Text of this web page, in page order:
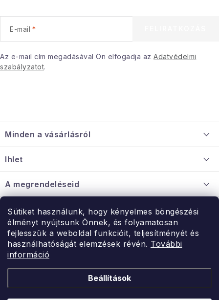
Sütiket használunk, hogy kényelmes böngészési
élményt nyújtsunk Önnek, és folyamatosan
fejlesszük a weboldal funkcióit, teljesítményét és
használhatóságát elemzések révén. További
információ
Beállítások
E-mail
Az e-mail cím megadásával Ön elfogadja az Adatvédelmi
szabályzatot.
á
b
é
c
Minden a vásárlásról
Információ a mellékletről
Nagykereskedelmi együttműködés
Ihlet
A megrendeléseid
Érintkezés
Rendelésem
Érintkezés
Hé-Pé: 9:00-15:00
uzlet@modernvasarlas.hu
Kereskedelem feltételei